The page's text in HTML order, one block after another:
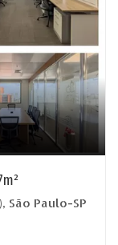
São Paulo-SP